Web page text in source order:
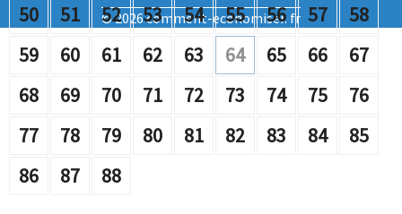
50
51 52 53 54 55 56 57
58
59
60 61 62 63 64 65 66
67
68
69 70 71 72 73 74 75
76
77
78 79 80 81 82 83 84
85
86
87 88
© 2026 comment-economiser. fr